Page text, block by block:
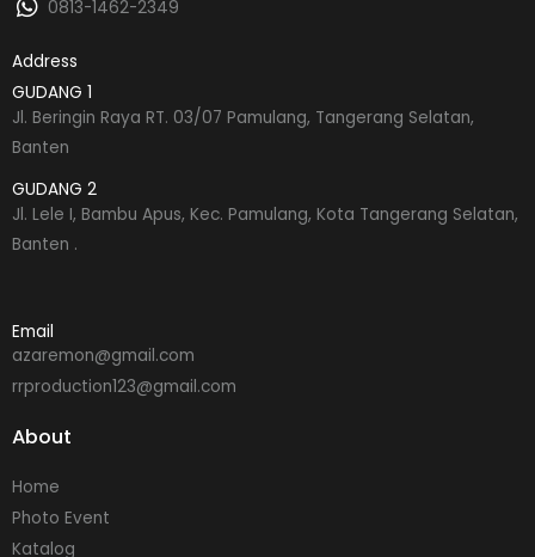
0813-1462-2349
Address
GUDANG 1
Jl. Beringin Raya RT. 03/07 Pamulang, Tangerang Selatan,
Banten
GUDANG 2
Jl. Lele I, Bambu Apus, Kec. Pamulang, Kota Tangerang Selatan,
Banten .
Email
azaremon@gmail.com
rrproduction123@gmail.com
About
Home
Photo Event
Katalog